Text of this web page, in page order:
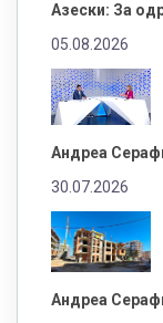
Азески: За
05.08.2026
Андреа
30.07.2026
Андреа